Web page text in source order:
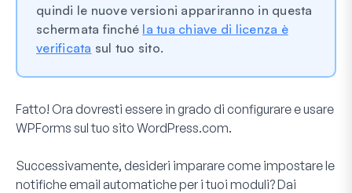
quindi le nuove versioni appariranno in questa
schermata finché la tua chiave di licenza è
verificata sul tuo sito.
Fatto! Ora dovresti essere in grado di configurare e usare
WPForms sul tuo sito WordPress.com.
Successivamente, desideri imparare come impostare le
notifiche email automatiche per i tuoi moduli? Dai